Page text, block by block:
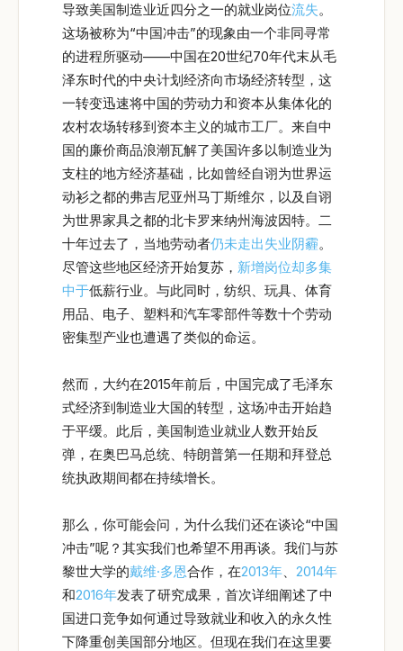
导致美国制造业近四分之一的就业岗位流失。
这场被称为“中国冲击”的现象由一个非同寻常
的进程所驱动——中国在20世纪70年代末从毛
泽东时代的中央计划经济向市场经济转型，这
一转变迅速将中国的劳动力和资本从集体化的
农村农场转移到资本主义的城市工厂。来自中
国的廉价商品浪潮瓦解了美国许多以制造业为
支柱的地方经济基础，比如曾经自诩为世界运
动衫之都的弗吉尼亚州马丁斯维尔，以及自诩
为世界家具之都的北卡罗来纳州海波因特。二
十年过去了，当地劳动者仍未走出失业阴霾。
尽管这些地区经济开始复苏， 新增岗位却多集
中于低薪行业。与此同时，纺织、玩具、体育
用品、电子、塑料和汽车零部件等数十个劳动
密集型产业也遭遇了类似的命运。
然而，大约在2015年前后，中国完成了毛泽东
式经济到制造业大国的转型，这场冲击开始趋
于平缓。此后，美国制造业就业人数开始反
弹，在奥巴马总统、特朗普第一任期和拜登总
统执政期间都在持续增长。
那么，你可能会问，为什么我们还在谈论“中国
冲击”呢？其实我们也希望不用再谈。我们与苏
黎世大学的戴维·多恩合作，在2013年、 2014年
和2016年发表了研究成果，首次详细阐述了中
国进口竞争如何通过导致就业和收入的永久性
下降重创美国部分地区。但现在我们在这里要